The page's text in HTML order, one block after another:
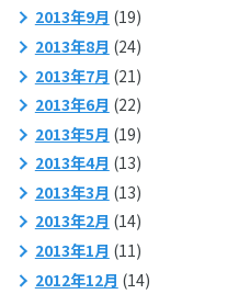
2013年9月 (19)
2013年8月 (24)
2013年7月 (21)
2013年6月 (22)
2013年5月 (19)
2013年4月 (13)
2013年3月 (13)
2013年2月 (14)
2013年1月 (11)
2012年12月 (14)